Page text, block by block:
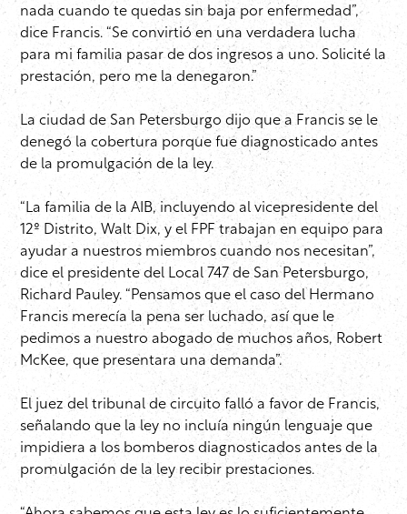
nada cuando te quedas sin baja por enfermedad”,
dice Francis. “Se convirtió en una verdadera lucha
para mi familia pasar de dos ingresos a uno. Solicité la
prestación, pero me la denegaron.”
La ciudad de San Petersburgo dijo que a Francis se le
denegó la cobertura porque fue diagnosticado antes
de la promulgación de la ley.
“La familia de la AIB, incluyendo al vicepresidente del
12º Distrito, Walt Dix, y el FPF trabajan en equipo para
ayudar a nuestros miembros cuando nos necesitan”,
dice el presidente del Local 747 de San Petersburgo,
Richard Pauley. “Pensamos que el caso del Hermano
Francis merecía la pena ser luchado, así que le
pedimos a nuestro abogado de muchos años, Robert
McKee, que presentara una demanda”.
El juez del tribunal de circuito falló a favor de Francis,
señalando que la ley no incluía ningún lenguaje que
impidiera a los bomberos diagnosticados antes de la
promulgación de la ley recibir prestaciones.